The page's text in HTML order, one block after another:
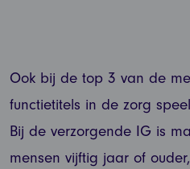
Ook bij de top 3 van de
functietitels in de zorg
Bij de verzorgende IG is
mensen vijftig jaar of